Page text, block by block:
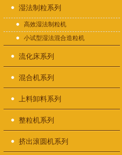
湿法制粒系列
高效湿法制粒机
小试型湿法混合造粒机
流化床系列
混合机系列
上料卸料系列
整粒机系列
挤出滚圆机系列